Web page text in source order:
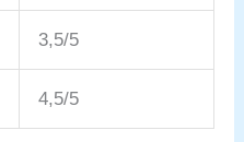
3,5/5
4,5/5